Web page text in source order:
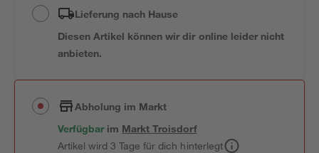
Lieferung nach Hause
Diesen Artikel können wir dir online leider nicht
anbieten.
Abholung im Markt
Verfügbar im MarktTroisdorf
Artikel wird 3 Tage für dich hinterlegt